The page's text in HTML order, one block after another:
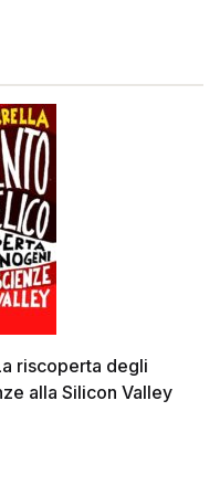
riscoperta degli
alla Silicon Valley